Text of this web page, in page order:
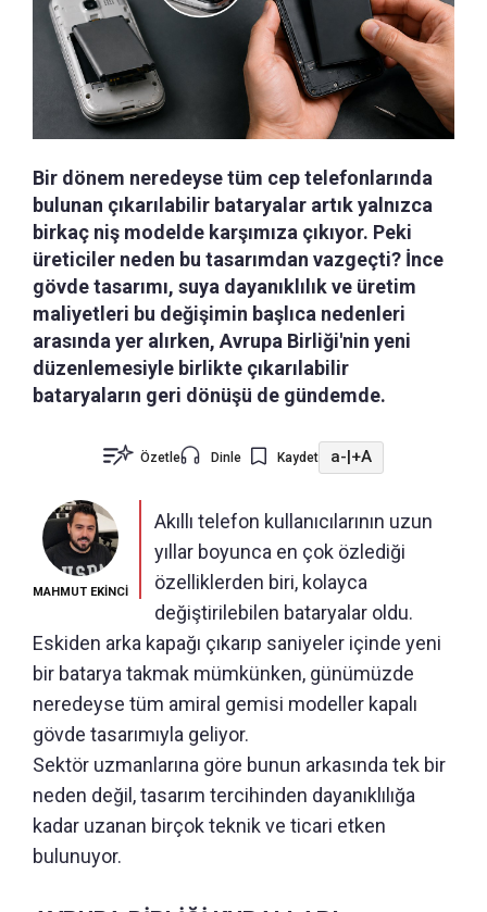
Bir dönem neredeyse tüm cep telefonlarında
bulunan çıkarılabilir bataryalar artık yalnızca
birkaç niş modelde karşımıza çıkıyor. Peki
üreticiler neden bu tasarımdan vazgeçti? İnce
gövde tasarımı, suya dayanıklılık ve üretim
maliyetleri bu değişimin başlıca nedenleri
arasında yer alırken, Avrupa Birliği'nin yeni
düzenlemesiyle birlikte çıkarılabilir
bataryaların geri dönüşü de gündemde.
Özetle Dinle Kaydet a-|+A
MAHMUT EKİNCİ
Akıllı telefon kullanıcılarının uzun
yıllar boyunca en çok özlediği
özelliklerden biri, kolayca
değiştirilebilen bataryalar oldu.
Eskiden arka kapağı çıkarıp saniyeler içinde yeni
bir batarya takmak mümkünken, günümüzde
neredeyse tüm amiral gemisi modeller kapalı
gövde tasarımıyla geliyor.
Sektör uzmanlarına göre bunun arkasında tek bir
neden değil, tasarım tercihinden dayanıklılığa
kadar uzanan birçok teknik ve ticari etken
bulunuyor.